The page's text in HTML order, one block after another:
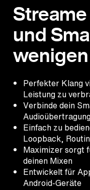
und
Perfekter Klang
Leistung zu
Verbinde dein
Einfach zu
Loopback,
Maximizer sorgt
deinen Mixen
Entwickelt für
Android-Geräte